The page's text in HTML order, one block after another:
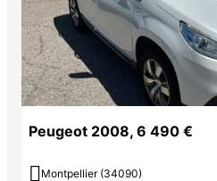
Peugeot 2008, 6 490 €
 Montpellier (34090)